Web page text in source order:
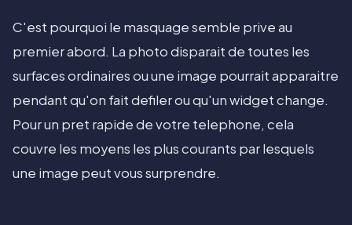
C'est pourquoi le masquage semble prive au
premier abord. La photo disparait de toutes les
surfaces ordinaires ou une image pourrait apparaitre
pendant qu'on fait defiler ou qu'un widget change.
Pour un pret rapide de votre telephone, cela
couvre les moyens les plus courants par lesquels
une image peut vous surprendre.